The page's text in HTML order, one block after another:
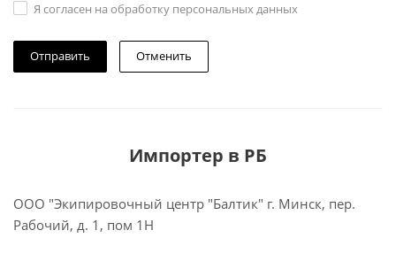
Я согласен на обработку персональных данных
Отменить
Импортер в РБ
ООО "Экипировочный центр "Балтик" г. Минск, пер.
Рабочий, д. 1, пом 1Н